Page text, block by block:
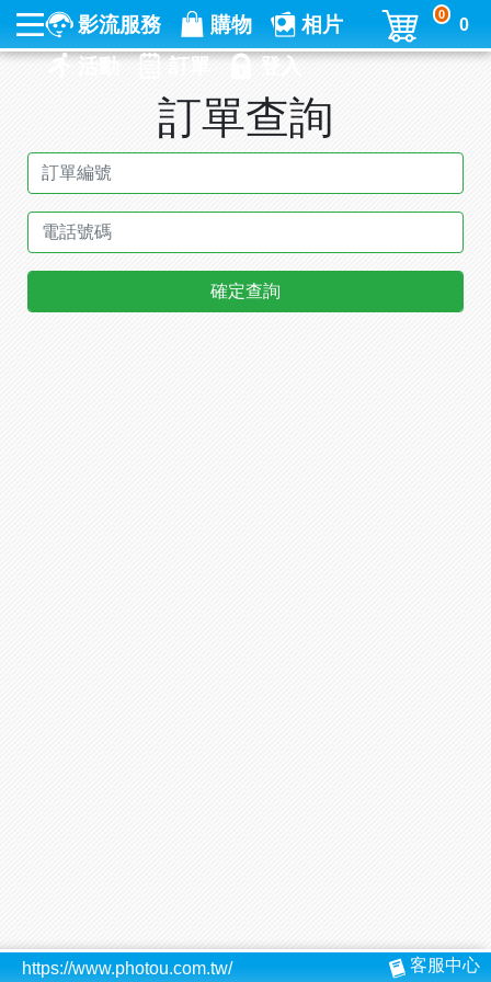
影流服務 購物
相片
活動
訂單 登入
0
0
訂單查詢
https://www.photou.com.tw/ 客服中心